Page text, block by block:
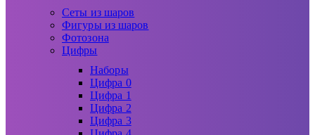
Сеты из шаров
Фигуры из шаров
Фотозона
Цифры
Наборы
Цифра 0
Цифра 1
Цифра 2
Цифра 3